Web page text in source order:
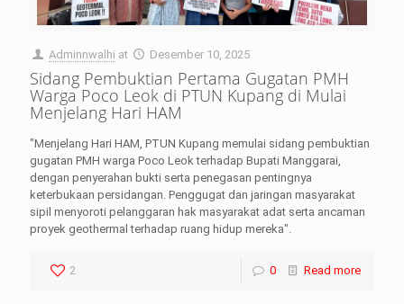
Adminnwalhi at Desember 10, 2025
Sidang Pembuktian Pertama Gugatan PMH
Warga Poco Leok di PTUN Kupang di Mulai
Menjelang Hari HAM
"Menjelang Hari HAM, PTUN Kupang memulai sidang pembuktian
gugatan PMH warga Poco Leok terhadap Bupati Manggarai,
dengan penyerahan bukti serta penegasan pentingnya
keterbukaan persidangan. Penggugat dan jaringan masyarakat
sipil menyoroti pelanggaran hak masyarakat adat serta ancaman
proyek geothermal terhadap ruang hidup mereka".
2 0 Read more